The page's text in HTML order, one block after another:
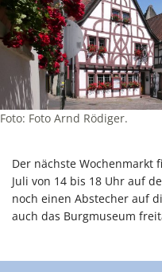
Foto: Foto Arnd Rödiger.
Der nächste Wochenmarkt
Juli von 14 bis 18 Uhr auf
noch einen Abstecher auf
auch das Burgmuseum